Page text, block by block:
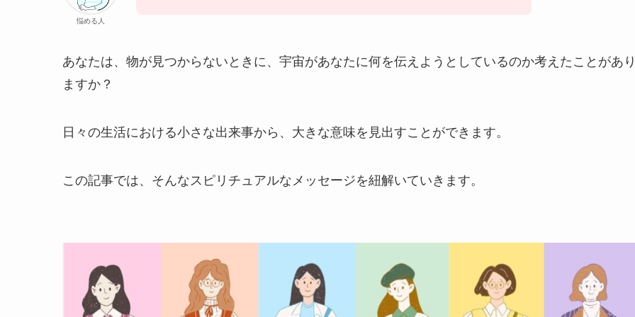
悩める人
あなたは、物が見つからないときに、宇宙があなたに何を伝えようとしているのか考えたことがあ
ますか？
日々の生活における小さな出来事から、大きな意味を見出すことができます。
この記事では、そんなスピリチュアルなメッセージを紐解いていきます。